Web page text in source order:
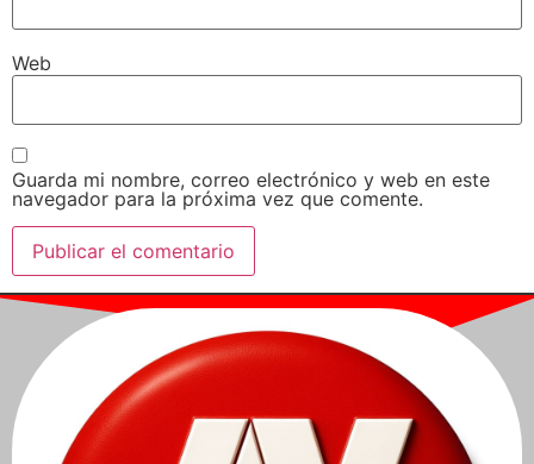
Web
Guarda mi nombre, correo electrónico y web en este
navegador para la próxima vez que comente.